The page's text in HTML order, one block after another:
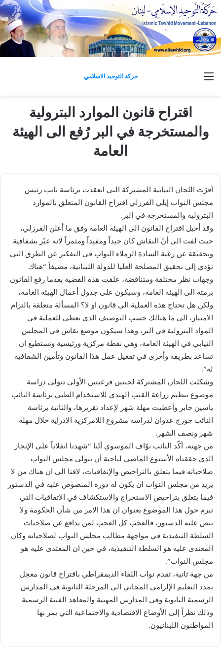
حركة التوحيد الاسلامي
اقتراح قانون الموارد البترولية
والمستخرجة في البر رُفع الى الهيئة
العامة
أقرّت اللجان النيابية المشتركة التي انعقدت برئاسة نائب رئيس
مجلس النواب إيلي الفرزلي اقتراح القانون المتعلق بالموارد
البترولية والمستخرجة في البر.
وقد أحيل اقتراح القانون الى الهيئة العامة وفق ما أعلن الفرزلي،
حيث لفت الى أنّ النقاش كان جيداً ومفيداً ومثمراً لانه عبّر بشفافية
وبحقيقة عن رغبة السادة الزملاء النواب في التفكير عن الطرق التي
تؤدي إلى تحقيق المصلحة العليا للدولة اللبنانية، مضيفاً “هناك
وجهات نظر مختلفة ومتناقضة، علقت هذه القضية بعدما رفع القانون
برمته الى الهيئة العامة، وسيكون على جدول أعمال الهيئة العامة،
ولكن هل تحتاج هذه العملية الى قانون او لا؟ المسألة متعلقة بالتزام
الامتياز، الى ما هنالك حسب التوصيف الذي يعطى للعملية في
المواد البترولية في البر، وهذا سيكون موضع نقاش في المجلس
النيابي في الهيئة العامة، وهي نقطة مركزية ورئيسية وتستطيع ان
تساعد بطريقة وأخرى في تفعيل عمل هذا القانون وتأمين الشفافية
له”.
وشكلت اللجان المشتركة لجنتين فرعيتين الأولى تتولى دراسة
موضوع تنظيم زراعة القنب الهندي للاستخدام الطبي برئاسة النائب
ياسين جابر وأعطيت مهلة شهر لإعداد تقريرها، والثانية برئاسة
النائب جورج عدوان لدراسة مشروع اللامركزية الإدراية خلال مهلة
شهر ونصف الشهر.
من جهته، أكّد النائب نوّاف الموسوي أنّنا “شهدنا انقلاباً على الإنجاز
الذي حققناه الأسبوع الماضي لناحية أن يتولى مجلس النواب
صلاحياته فيما يتعلق بالتراخيص والإتفاقيات، لافتا الى ان هناك من لا
يريد من مجلس النواب ان يكون له دوره المنصوص عليه في الدستور
فيما يتعلق بتراخيص الاستخراج والاستكشاف في الاتفاقيات التي
تبرم حول هذا الموضوع بعنوان ان هذا الامر من شأن الحكومة ولا
ينص عليه الدستور، فالعجب كل العجب لمن يدافع عن صلاحيات
السلطة التنفيذية في مواجهة مطالب مجلس النواب لصلاحياته وكأن
المعتدى عليه هو السلطة التنفيذية، في حين ان المعتدى عليه هو
مجلس النواب”.
من جهة ثانية، تقدم نواب اللقاء الديمقراطي باقتراح قانون معجل
يمدد التعليم الإلزامي المجاني الى المرحلة الثانوية في المدارس
الرسمية الثانوية وفي المدارس المهنية والمعاهد الفنية الرسمية
وذلك نظراً إلى الأوضاع الاقتصادية والاجتماعية التي يمر بها
المواطنون اللبنانيون.